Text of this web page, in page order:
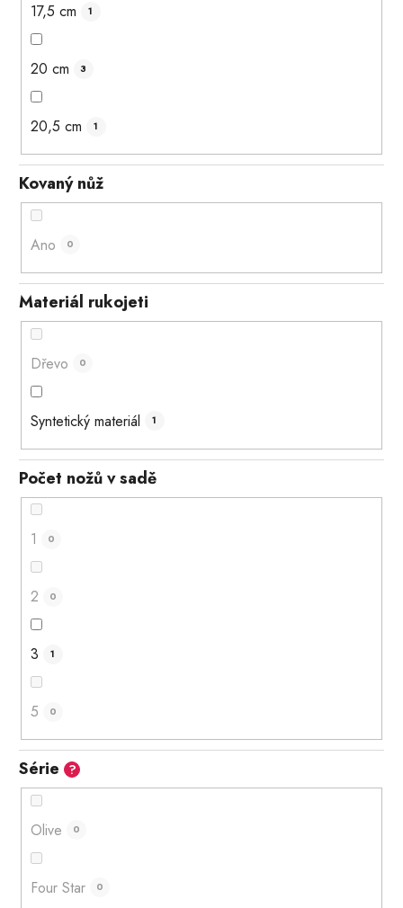
17,5 cm 1
20 cm 3
20,5 cm 1
Kovaný nůž
Ano 0
Materiál rukojeti
Dřevo 0
Syntetický materiál 1
Počet nožů v sadě
1 0
2 0
3 1
5 0
Série ?
Olive 0
Four Star 0